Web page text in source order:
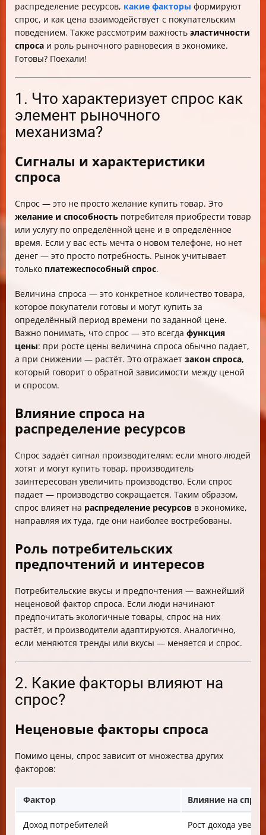
распределение ресурсов, какие факторы формируют
спрос, и как цена взаимодействует с покупательским
поведением. Также рассмотрим важность эластичности
спроса и роль рыночного равновесия в экономике.
Готовы? Поехали!
1. Что характеризует спрос как
элемент рыночного
механизма?
Сигналы и характеристики
спроса
Спрос — это не просто желание купить товар. Это
желание и способность потребителя приобрести товар
или услугу по определённой цене и в определённое
время. Если у вас есть мечта о новом телефоне, но нет
денег — это просто потребность. Рынок учитывает
только платежеспособный спрос.
Величина спроса — это конкретное количество товара,
которое покупатели готовы и могут купить за
определённый период времени по заданной цене.
Важно понимать, что спрос — это всегда функция
цены: при росте цены величина спроса обычно падает,
а при снижении — растёт. Это отражает закон спроса,
который говорит о обратной зависимости между ценой
и спросом.
Влияние спроса на
распределение ресурсов
Спрос задаёт сигнал производителям: если много людей
хотят и могут купить товар, производитель
заинтересован увеличить производство. Если спрос
падает — производство сокращается. Таким образом,
спрос влияет на распределение ресурсов в экономике,
направляя их туда, где они наиболее востребованы.
Роль потребительских
предпочтений и интересов
Потребительские вкусы и предпочтения — важнейший
неценовой фактор спроса. Если люди начинают
предпочитать экологичные товары, спрос на них
растёт, и производители адаптируются. Аналогично,
если меняются тренды или вкусы — меняется и спрос.
2. Какие факторы влияют на
спрос?
Неценовые факторы спроса
Помимо цены, спрос зависит от множества других
факторов:
Фактор Влияние на спрос
Доход потребителей Рост дохода